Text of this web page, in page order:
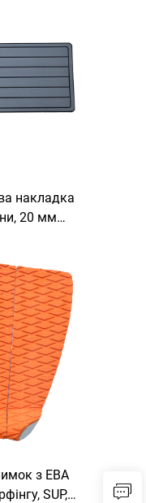
накладка
20 мм
румпеля
з ЕВА
SUP,